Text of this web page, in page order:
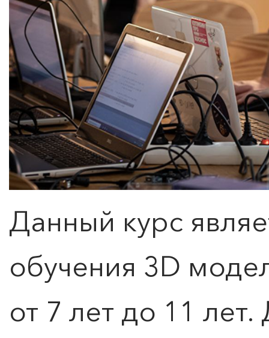
Данный курс
обучения 3D
от 7 лет до 11